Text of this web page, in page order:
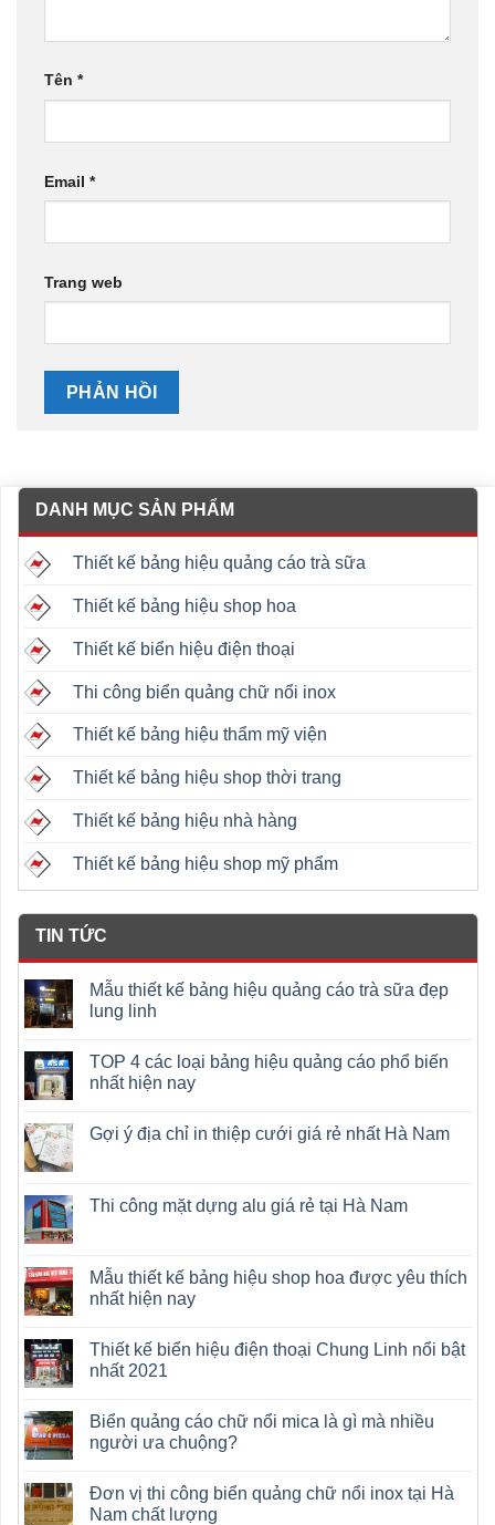
Tên *
Email *
Trang web
DANH MỤC SẢN PHẨM
Thiết kế bảng hiệu quảng cáo trà sữa
Thiết kế bảng hiệu shop hoa
Thiết kế biển hiệu điện thoại
Thi công biển quảng chữ nổi inox
Thiết kế bảng hiệu thẩm mỹ viện
Thiết kế bảng hiệu shop thời trang
Thiết kế bảng hiệu nhà hàng
Thiết kế bảng hiệu shop mỹ phẩm
TIN TỨC
Mẫu thiết kế bảng hiệu quảng cáo trà sữa đẹp
lung linh
TOP 4 các loại bảng hiệu quảng cáo phổ biến
nhất hiện nay
Gợi ý địa chỉ in thiệp cưới giá rẻ nhất Hà Nam
Thi công mặt dựng alu giá rẻ tại Hà Nam
Mẫu thiết kế bảng hiệu shop hoa được yêu thích
nhất hiện nay
Thiết kế biển hiệu điện thoại Chung Linh nổi bật
nhất 2021
Biển quảng cáo chữ nổi mica là gì mà nhiều
người ưa chuộng?
Đơn vị thi công biển quảng chữ nổi inox tại Hà
Nam chất lượng